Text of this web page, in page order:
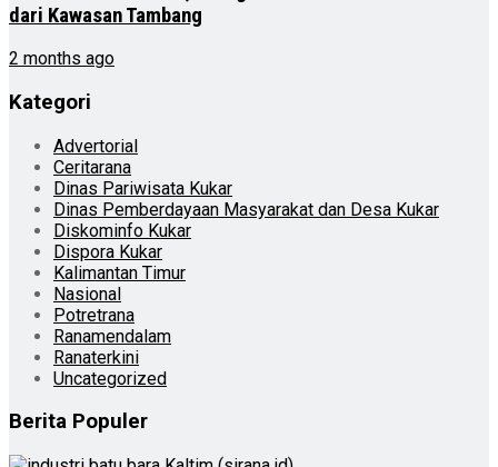
dari Kawasan Tambang
2 months ago
Kategori
Advertorial
Ceritarana
Dinas Pariwisata Kukar
Dinas Pemberdayaan Masyarakat dan Desa Kukar
Diskominfo Kukar
Dispora Kukar
Kalimantan Timur
Nasional
Potretrana
Ranamendalam
Ranaterkini
Uncategorized
Berita Populer